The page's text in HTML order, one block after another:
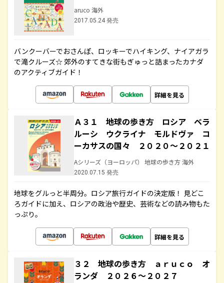
aruco 海外
2017.05.24 発売
バンクーバーでおさんぽ、ロッキーでハイキング、ナイアガラ
で滝クルーズ☆ 郊外のすてきな街もぎゅっと詰まったカナダ
のアクティブガイド！
詳細を見る
Ａ３１ 地球の歩き方 ロシア ベラ
ルーシ ウクライナ モルドヴァ コ
ーカサスの国々 ２０２０～２０２１
Aシリーズ（ヨーロッパ） 地球の歩き方 海外
2020.07.15 発売
地球をグルっと半周分。ロシア旅行ガイドの決定版！ 見どこ
ろガイドに加え、ロシアの政治や歴史、芸術などの読み物もた
っぷり。
詳細を見る
３２ 地球の歩き方 ａｒｕｃｏ オ
ランダ ２０２６～２０２７